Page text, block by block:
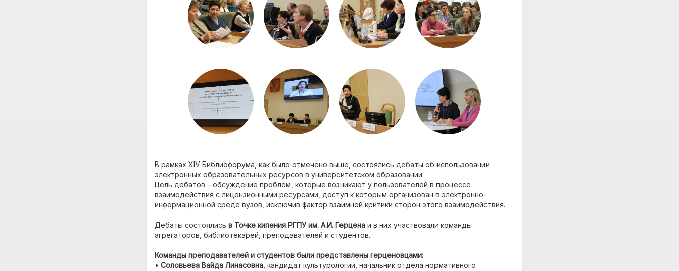
В рамках XIV Библиофорума, как было отмечено выше, состоялись дебаты об использовании
электронных образовательных ресурсов в университетском образовании.
Цель дебатов – обсуждение проблем, которые возникают у пользователей в процессе
взаимодействия с лицензионными ресурсами, доступ к которым организован в электронно-
информационной среде вузов, исключив фактор взаимной критики сторон этого взаимодействия.
Дебаты состоялись в Точке кипения РГПУ им. А.И. Герцена и в них участвовали команды
агрегаторов, библиотекарей, преподавателей и студентов.
Команды преподавателей и студентов были представлены герценовцами:
• Соловьева Вайда Линасовна , кандидат культурологии, начальник отдела нормативного